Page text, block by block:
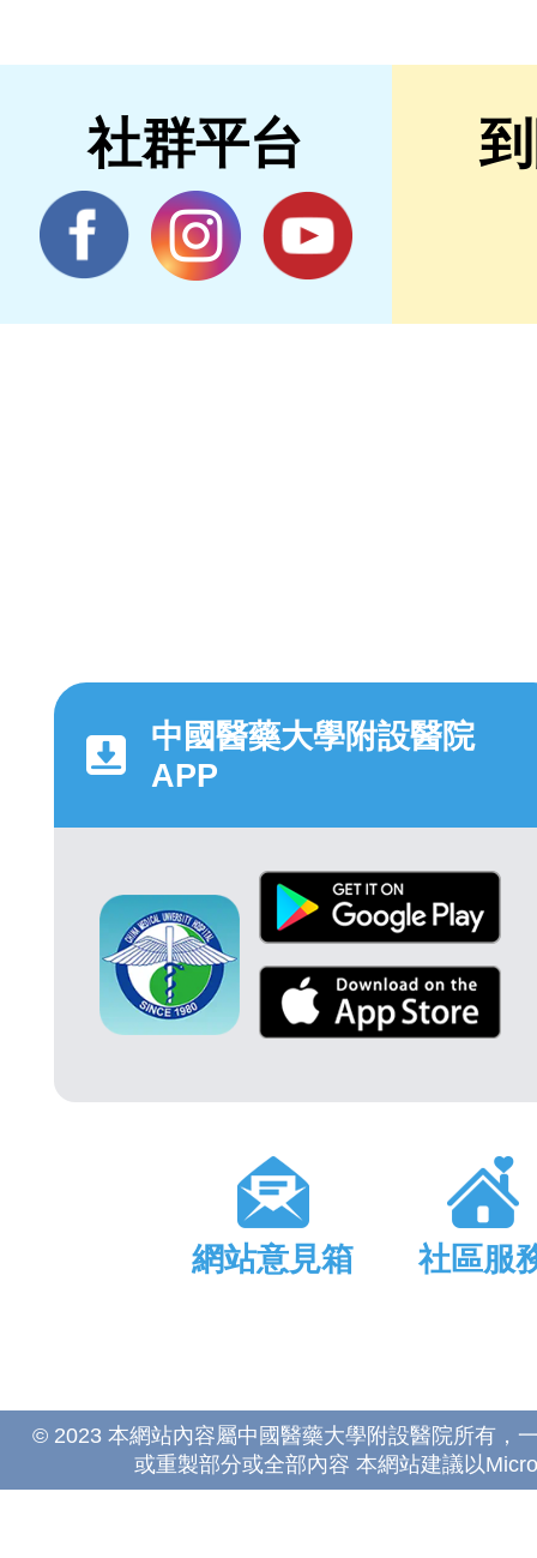
社群平台
中國醫藥大學附設醫院
APP
網站意見箱 社區服
© 2023 本網站內容屬中國醫藥大學附設醫院所有，
或重製部分或全部內容 本網站建議以